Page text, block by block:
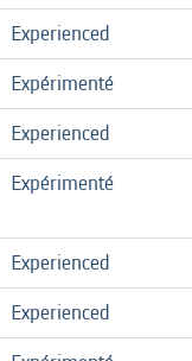
Experienced
Expérimenté
Experienced
Expérimenté
Experienced
Experienced